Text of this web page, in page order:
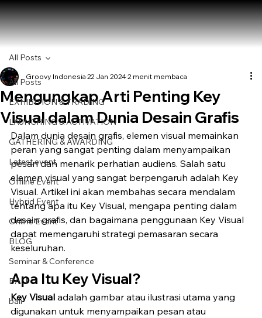
All Posts
EXHIBITION & TRADING
LAUNCHING & ACTIVATION
GATHERING & AWARDING
Latest event
Offline Event
Hybrid Event
Online Event
BLOG
Seminar & Conference
BALI
bali
All Posts
Mengungkap Arti Penting Key
Visual dalam Dunia Desain Grafis
Groovy Indonesia 22 Jan 20242 menit membaca
Dalam dunia desain grafis, elemen visual memainkan
peran yang sangat penting dalam menyampaikan
pesan dan menarik perhatian audiens. Salah satu
elemen visual yang sangat berpengaruh adalah Key
Visual. Artikel ini akan membahas secara mendalam
tentang apa itu Key Visual, mengapa penting dalam
desain grafis, dan bagaimana penggunaan Key Visual
dapat memengaruhi strategi pemasaran secara
keseluruhan.
Apa Itu Key Visual?
Key Visual adalah gambar atau ilustrasi utama yang
digunakan untuk menyampaikan pesan atau